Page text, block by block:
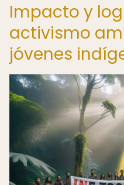
Impacto y
activismo
jóvenes